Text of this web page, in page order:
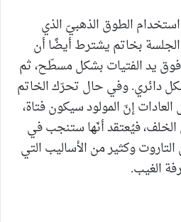
الطوق الذهبيّ الذي
بخاتم يشترط أيضًا أن
يد الفتيات بشكل مسطّح، ثم
دائري. وفي حال تحرّك الخاتم
إنّ المولود سيكون فتاة،
الخلف، فيُعتقد أنّها ستنجب في
وكثير من الأساليب التي
الغيب.